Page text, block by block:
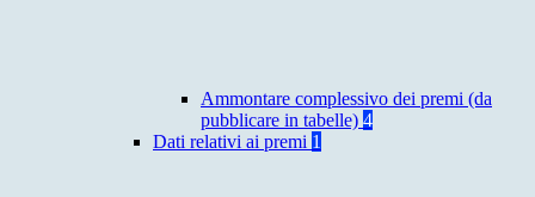
Ammontare complessivo dei premi (da
pubblicare in tabelle) 4
Dati relativi ai premi 1